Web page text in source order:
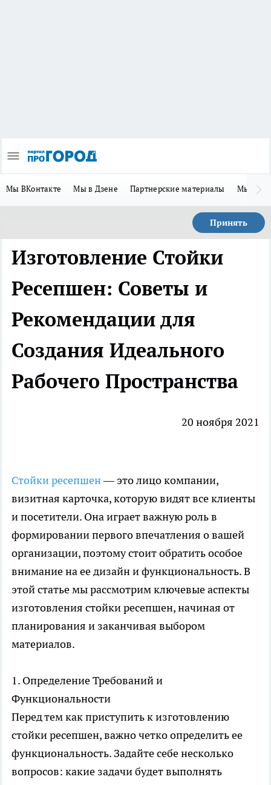
Мы ВКонтакте Мы в Дзене Партнерские материалы Мы в
Принять
Изготовление Стойки
Ресепшен: Советы и
Рекомендации для
Создания Идеального
Рабочего Пространства
20 ноября 2021
Стойки ресепшен— это лицо компании,
визитная карточка, которую видят все клиенты
и посетители. Она играет важную роль в
формировании первого впечатления о вашей
организации, поэтому стоит обратить особое
внимание на ее дизайн и функциональность. В
этой статье мы рассмотрим ключевые аспекты
изготовления стойки ресепшен, начиная от
планирования и заканчивая выбором
материалов.
1. Определение Требований и
Функциональности
Перед тем как приступить к изготовлению
стойки ресепшен, важно четко определить ее
функциональность. Задайте себе несколько
вопросов: какие задачи будет выполнять